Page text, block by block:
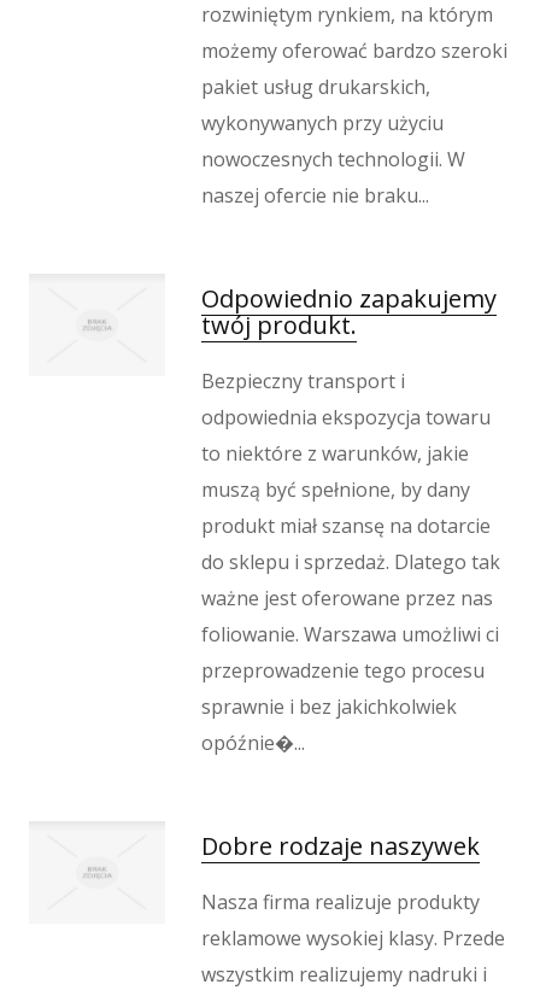
rozwiniętym rynkiem, na którym
możemy oferować bardzo szeroki
pakiet usług drukarskich,
wykonywanych przy użyciu
nowoczesnych technologii. W
naszej ofercie nie braku...
Odpowiednio zapakujemy
twój produkt.
Bezpieczny transport i
odpowiednia ekspozycja towaru
to niektóre z warunków, jakie
muszą być spełnione, by dany
produkt miał szansę na dotarcie
do sklepu i sprzedaż. Dlatego tak
ważne jest oferowane przez nas
foliowanie. Warszawa umożliwi ci
przeprowadzenie tego procesu
sprawnie i bez jakichkolwiek
opóźnie�...
Dobre rodzaje naszywek
Nasza firma realizuje produkty
reklamowe wysokiej klasy. Przede
wszystkim realizujemy nadruki i